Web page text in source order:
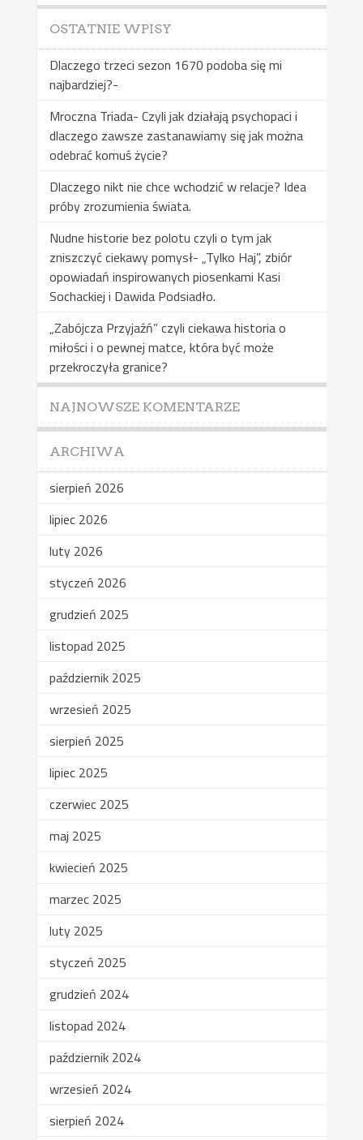
OSTATNIE WPISY
Dlaczego trzeci sezon 1670 podoba się mi
najbardziej?-
Mroczna Triada- Czyli jak działają psychopaci i
dlaczego zawsze zastanawiamy się jak można
odebrać komuś życie?
Dlaczego nikt nie chce wchodzić w relacje? Idea
próby zrozumienia świata.
Nudne historie bez polotu czyli o tym jak
zniszczyć ciekawy pomysł- „Tylko Haj”, zbiór
opowiadań inspirowanych piosenkami Kasi
Sochackiej i Dawida Podsiadło.
„Zabójcza Przyjaźń” czyli ciekawa historia o
miłości i o pewnej matce, która być może
przekroczyła granice?
NAJNOWSZE KOMENTARZE
ARCHIWA
sierpień 2026
lipiec 2026
luty 2026
styczeń 2026
grudzień 2025
listopad 2025
październik 2025
wrzesień 2025
sierpień 2025
lipiec 2025
czerwiec 2025
maj 2025
kwiecień 2025
marzec 2025
luty 2025
styczeń 2025
grudzień 2024
listopad 2024
październik 2024
wrzesień 2024
sierpień 2024